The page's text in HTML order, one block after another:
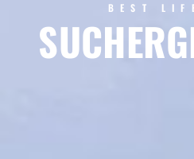
BEST